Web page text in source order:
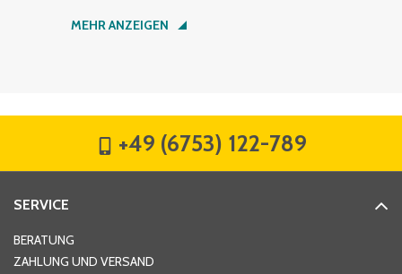
Nachname*
Hausnummer
MEHR ANZEIGEN
+49 (6753) 122-789
SERVICE
BERATUNG
ZAHLUNG UND VERSAND